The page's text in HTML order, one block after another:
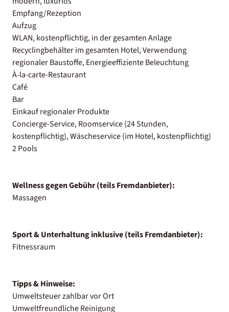
Empfang/Rezeption
Aufzug
WLAN, kostenpflichtig, in der gesamten Anlage
Recyclingbehälter im gesamten Hotel, Verwendung
regionaler Baustoffe, Energieeffiziente Beleuchtung
À-la-carte-Restaurant
Café
Bar
Einkauf regionaler Produkte
Concierge-Service, Roomservice (24 Stunden,
kostenpflichtig), Wäscheservice (im Hotel, kostenpflichtig)
2 Pools
Wellness gegen Gebühr (teils Fremdanbieter):
Massagen
Sport & Unterhaltung inklusive (teils Fremdanbieter):
Fitnessraum
Tipps & Hinweise:
Umweltsteuer zahlbar vor Ort
Umweltfreundliche Reinigung